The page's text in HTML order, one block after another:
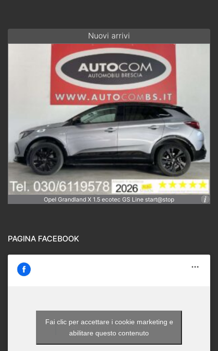
Nuovi arrivi
Opel Grandland X 1.5 ecotec GS Line start@stop
PAGINA FACEBOOK
Autocom - Brescia
Fai clic per accettare i cookie marketing e
abilitare questo contenuto